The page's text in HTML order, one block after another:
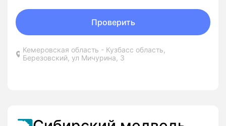
Кемеровская область - Кузбасс область,
Березовский, ул Мичурина, 3
Проверить